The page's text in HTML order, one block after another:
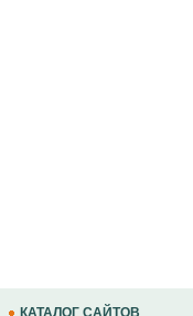
КАТАЛОГ САЙТОВ